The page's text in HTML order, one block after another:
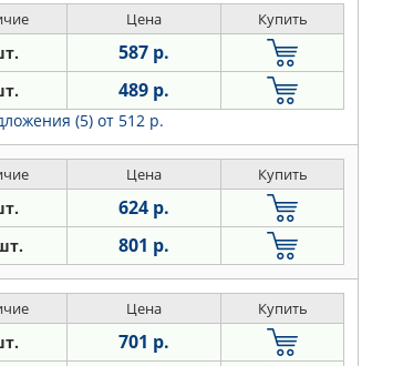
Цена Купить
587 р.
489 р.
(5) от 512 р.
Цена Купить
624 р.
801 р.
Цена Купить
701 р.